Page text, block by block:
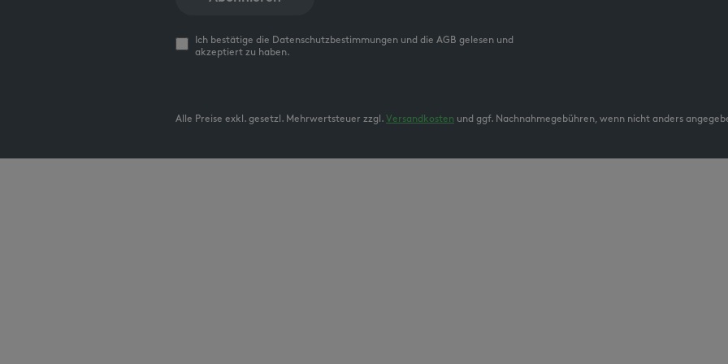
Ich bestätige die Datenschutzbestimmungen und die AGB gelesen und
akzeptiert zu haben.
Alle Preise exkl. gesetzl. Mehrwertsteuer zzgl. Versandkosten und ggf. Nachnahmegebühren, wenn nicht anders